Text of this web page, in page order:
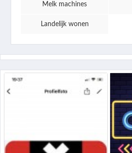
Melk machines
Landelijk wonen